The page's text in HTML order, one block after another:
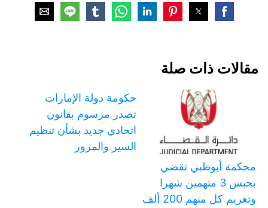
مقالات ذات صلة
محكمة أبوظبي تقضي
بحبس 3 متهمين شهرا
وتغريم كل منهم 200 ألف
حكومة دولة الإمارات
تصدر مرسوم بقانون
اتحادي جديد بشأن تنظيم
السير والمرور